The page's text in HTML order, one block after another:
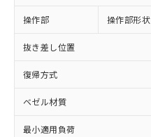
操作部 操作部形状
抜き差し位置
復帰方式
ベゼル材質
最小適用負荷